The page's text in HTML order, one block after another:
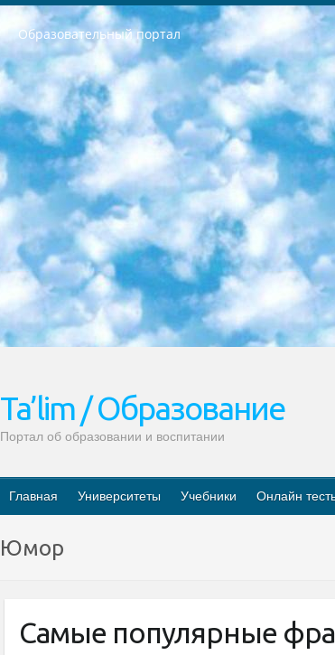
Образовательный портал
РЕСПУБЛИКА УЗБЕКИСТАН МИНИСТРЕРСТВО ДОШКОЛЬНОГО И ШКОЛЬНОГО ОБРАЗОВАНИЯ КОМАНДА в общеобразовательных учреждениях в 2023-2024 учебном году организация и проведение итоговой государственной аттестации обучающихся о Министра дошкольного и школьного образования Республики Узбекистан от 4 марта 2008 года (постановлением Минюста от 20 марта 2008 года № 1778 государственной регистрации) «Итоговое состояние учащихся общего среднего образования на основании положения об утверждении положения об аттестации общего среднего образования выпускной экзамен студентов в образовательных учреждениях в 2023-2024 учебном году В целях организации и прохождения аттестации приказываю: 1. Следующее: перечень предметов, по которым будет проводиться итоговая государственная аттестация и экзамен формы перевода согласно приложению 1; сертификаты международного образца, оценивающие уровень владения иностранными языками перечень согласно приложению 2; 2. Педагогический при специализированных образовательных учреждениях. научно-практический центр квалификации и международной оценки (Д.Давидова) 2024 г. До 25 марта: задания по предметам, по которым будет проводиться итоговая аттестация разработка и утверждение технических условий; итоговая аттестация на основании разработанного предметного задания разработка вопросов по предметам (устно и письменно), экзамен передача; общеобразовательные средние школы и специальные учебные заведения учащиеся выпускных классов школ и интернатов в агентской системе подготовка базы данных экзаменационных материалов и критериев оценки; перевод базы экзаменационных материалов на все языки обучения подать в Республиканский образовательный центр для изготовления; варианты экзаменов на основе разработанных контрольных материалов пусть будут поставлены задачи формирования. 3. Республиканский образовательный центр (Ш.Худайкулов) до 5 апреля 2024 года. до: база данных предоставленных экзаменационных материалов на все языки обучения перевод и экспертиза; для слепых, слабовидящих, глухих, слабослышащих и умственно отсталых детей учащиеся выпускных классов специализированных школ и школ-интернатов база данных экзаменационных материалов на всех преподаваемых языках подготовка критериев оценки; специализированные школы для умственно отсталых детей и технологии для учащихся выпускных классов школ-интернатов разработка соответствующих рекомендаций и критериев проведения ЕГЭ по естествознанию давать задания. 4. Педагогический при специализированных образовательных учреждениях. Научно-практический центр навыков и международной оценки (Д.Давидова), Республика образовательный центр (Худайкулов Ш.) итоговый государственный аттестационный экзамен ориентирован на творческое и логическое мышление при подготовке базы материалов учитывать введение заданий. 5. Следует отметить, что: сертификат государственного образца о знании общеобразовательного предмета и как минимум национальный уровень B1 по предметам на иностранных языках, указанным в Приложении 2. или международно признанный сертификат эквивалентного уровня студенты, изучающие определенный предмет, освобождаются от экзамена; по соответствующим предметам запланирована итоговая государственная аттестация за день до дня, путем жеребьевки Рабочей группой (в письменной форме по предметам, проводимым в форме) из числа сформированных вариантов выбрано 2 варианта; 2 выбранных варианта экзамена анонсированы на официальном сайте министерства и все выпускники по всей стране на основе этих вариантов проводит итоговую государственную аттестацию. 6. Государственное образование
Ta’lim / Образование
Портал об образовании и воспитании
Главная Университеты Учебники Онлайн
Юмор
Самые популярные